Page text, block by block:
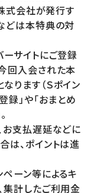
式会社が発行す
どは本特典の対
ーサイトにご登録
回入会された本
ります（Ｓポイン
録」や「おまとめ
お支払遅延などに
は、ポイントは進
ペーン等によるキ
集計したご利用金